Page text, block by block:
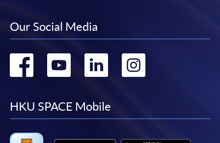
Our Social Media
Go
facebook
Go
youtube
Go
linkedin
HKU SPACE Mobile